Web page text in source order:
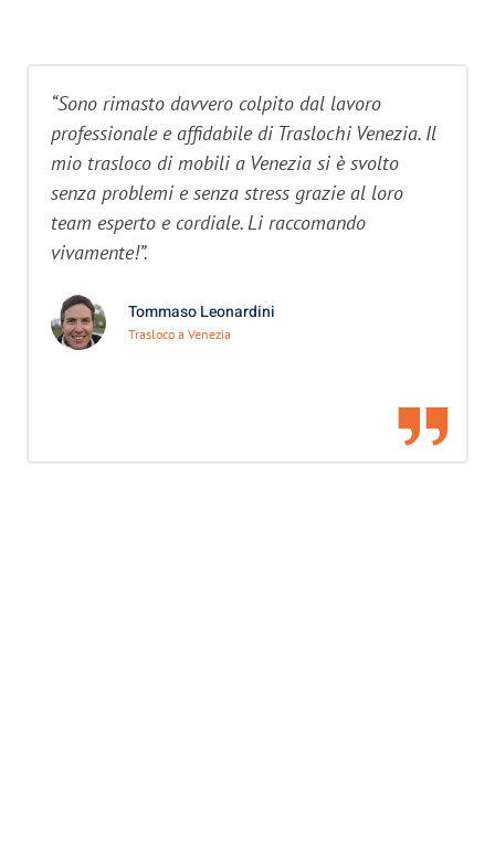
“Sono rimasto davvero colpito dal lavoro
professionale e affidabile di Traslochi Venezia. Il
mio trasloco di mobili a Venezia si è svolto
senza problemi e senza stress grazie al loro
team esperto e cordiale. Li raccomando
vivamente!”.
Tommaso Leonardini
Trasloco a Venezia